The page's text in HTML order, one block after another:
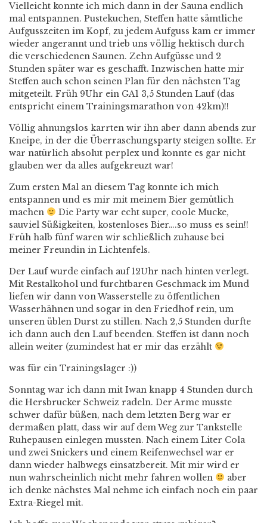
Vielleicht konnte ich mich dann in der Sauna endlich
mal entspannen. Pustekuchen, Steffen hatte sämtliche
Aufgusszeiten im Kopf, zu jedem Aufguss kam er immer
wieder angerannt und trieb uns völlig hektisch durch
die verschiedenen Saunen. Zehn Aufgüsse und 2
Stunden später war es geschafft. Inzwischen hatte mir
Steffen auch schon seinen Plan für den nächsten Tag
mitgeteilt. Früh 9Uhr ein GA1 3,5 Stunden Lauf (das
entspricht einem Trainingsmarathon von 42km)!!
Völlig ahnungslos karrten wir ihn aber dann abends zur
Kneipe, in der die Überraschungsparty steigen sollte. Er
war natürlich absolut perplex und konnte es gar nicht
glauben wer da alles aufgekreuzt war!
Zum ersten Mal an diesem Tag konnte ich mich
entspannen und es mir mit meinem Bier gemütlich
machen
Die Party war echt super, coole Mucke,
sauviel Süßigkeiten, kostenloses Bier….so muss es sein!!
Früh halb fünf waren wir schließlich zuhause bei
meiner Freundin in Lichtenfels.
Der Lauf wurde einfach auf 12Uhr nach hinten verlegt.
Mit Restalkohol und furchtbaren Geschmack im Mund
liefen wir dann von Wasserstelle zu öffentlichen
Wasserhähnen und sogar in den Friedhof rein, um
unseren üblen Durst zu stillen. Nach 2,5 Stunden durfte
ich dann auch den Lauf beenden. Steffen ist dann noch
allein weiter (zumindest hat er mir das erzählt
was für ein Trainingslager :))
Sonntag war ich dann mit Iwan knapp 4 Stunden durch
die Hersbrucker Schweiz radeln. Der Arme musste
schwer dafür büßen, nach dem letzten Berg war er
dermaßen platt, dass wir auf dem Weg zur Tankstelle
Ruhepausen einlegen mussten. Nach einem Liter Cola
und zwei Snickers und einem Reifenwechsel war er
dann wieder halbwegs einsatzbereit. Mit mir wird er
nun wahrscheinlich nicht mehr fahren wollen
aber
ich denke nächstes Mal nehme ich einfach noch ein paar
Extra-Riegel mit.